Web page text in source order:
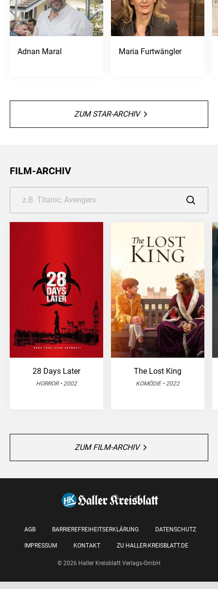
Adnan Maral Maria Furtwängler
ZUM STAR-ARCHIV
FILM-ARCHIV
28 Days Later
HORROR • 2002
The Lost King
KOMÖDIE • 2022
ZUM FILM-ARCHIV
AGB BARRIEREFREIHEITSERKLÄRUNG DATENSCHUTZ
IMPRESSUM KONTAKT ZU HALLER-KREISBLATT.DE
© 2026 Haller Kreisblatt Verlags-GmbH